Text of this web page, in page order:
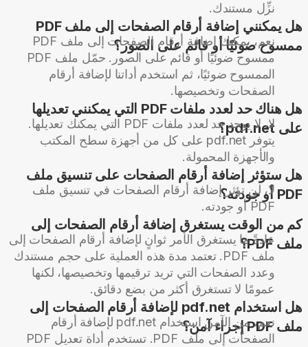
نزِّل مستندك.
هل يمكنني إضافة أرقام الصفحات إلى ملف PDF
ممسوح ضوئيًا أو قائم على الصور؟
نعم، يمكنك إضافة أرقام الصفحات إلى ملف PDF
ممسوح ضوئيًا أو قائم على الصور. حمّل ملف PDF
الممسوح ضوئيًا، ثم استخدم أداتنا لإضافة أرقام
الصفحات وتخصيصها.
هل هناك حد لعدد ملفات PDF التي يمكنني تعديلها
على pdf.net؟
لا، لا يوجد حد لعدد ملفات PDF التي يمكنك تعديلها.
يتوفر pdf.net على كل من أجهزة سطح المكتب
والأجهزة المحمولة.
هل ستؤثر إضافة أرقام الصفحات على تنسيق ملف
PDF أو جودته؟ لا، لن تؤثر إضافة أرقام الصفحات في تنسيق ملف
PDF أو جودته.
كم من الوقت يستغرق إضافة أرقام الصفحات إلى
ملف PDF؟عادةً ما يستغرق الأمر ثوانٍ لإضافة أرقام الصفحات إلى
ملف PDF. تعتمد مدة هذه العملية على حجم مستندك
وعدد الصفحات التي تريد ترقيمها وتخصيصها، لكنها
عمومًا لا تستغرق أكثر من بضع دقائق.
هل استخدام pdf.net لإضافة أرقام الصفحات إلى
ملف PDF إجراء آمن؟
نعم، من الآمن استخدام pdf.net لإضافة أرقام
الصفحات إلى ملف PDF. تستخدم أداة تعديل PDF